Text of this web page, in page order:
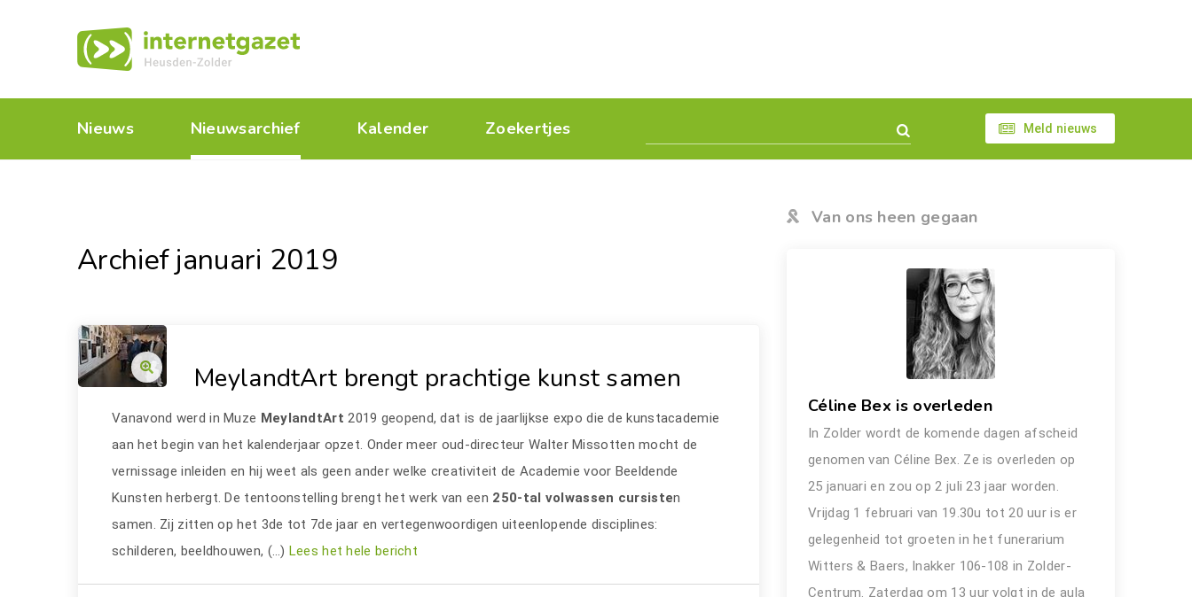
Nieuws Nieuwsarchief Kalender Zoekertjes Meld nieuws
Archief januari 2019
MeylandtArt brengt prachtige kunst samen
Vanavond werd in Muze MeylandtArt2019 geopend, dat is de jaarlijkse expo die de kunstacademie
aan het begin van het kalenderjaar opzet. Onder meer oud-directeur Walter Missotten mocht de
vernissage inleiden en hij weet als geen ander welke creativiteit de Academie voor Beeldende
Kunsten herbergt. De tentoonstelling brengt het werk van een 250-tal volwassen cursisten
samen. Zij zitten op het 3de tot 7de jaar en vertegenwoordigen uiteenlopende disciplines:
schilderen, beeldhouwen, (…) Lees het hele bericht
Van ons heen gegaan
Céline Bex is overleden
In Zolder wordt de komende dagen afscheid
genomen van Céline Bex. Ze is overleden op
25 januari en zou op 2 juli 23 jaar worden.
Vrijdag 1 februari van 19.30u tot 20 uur is er
gelegenheid tot groeten in het funerarium
Witters & Baers, Inakker 106-108 in Zolder-
Centrum. Zaterdag om 13 uur volgt in de aula